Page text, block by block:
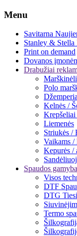
Menu
Savitarna
Stanley & Stella
Print on demand
Dovanos
Drabužiai
Polo
Kelnės /
Liemenės
Striukės /
Vaikams
Kepurės /
Spaudos gamyba
Visos
DTF
DTG
Termo